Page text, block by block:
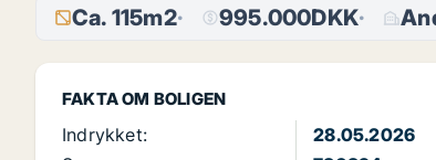
Ca. 115m2 995.000DKK
FAKTA OM BOLIGEN
Indrykket:
28.05.2026